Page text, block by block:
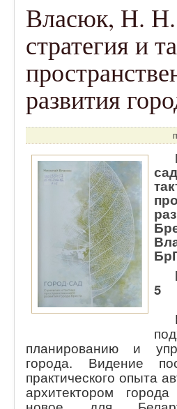
Власюк, Н. Н.
стратегия и
развития
5
планированию и
города. Видение
практического опыта
архитектором